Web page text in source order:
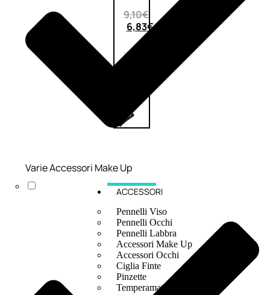
9,10€
6,83€
ACCESSORI
Pennelli Viso
Pennelli Occhi
Pennelli Labbra
Accessori Make Up
Accessori Occhi
Ciglia Finte
Pinzette
Temperamatite
Varie Accessori Make Up